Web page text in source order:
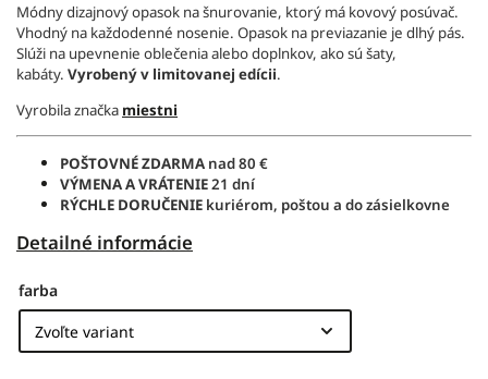
Módny dizajnový opasok na šnurovanie, ktorý má kovový posúvač.
Vhodný na každodenné nosenie. Opasok na previazanie je dlhý pás.
Slúži na upevnenie oblečenia alebo doplnkov, ako sú šaty,
kabáty. Vyrobený v limitovanej edícii.
Vyrobila značka miestni
POŠTOVNÉ ZDARMA nad 80 €
VÝMENA A VRÁTENIE21 dní
RÝCHLE DORUČENIE kuriérom, poštou a do zásielkovne
Detailné informácie
farba